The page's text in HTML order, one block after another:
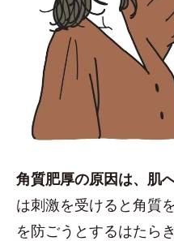
角質肥厚の原因は、肌
は刺激を受けると角質
を防ごうとするはたら